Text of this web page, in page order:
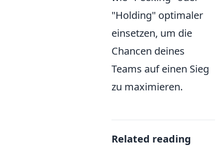
"Holding" optimaler
einsetzen, um die
Chancen deines
Teams auf einen Sieg
zu maximieren.
Related reading